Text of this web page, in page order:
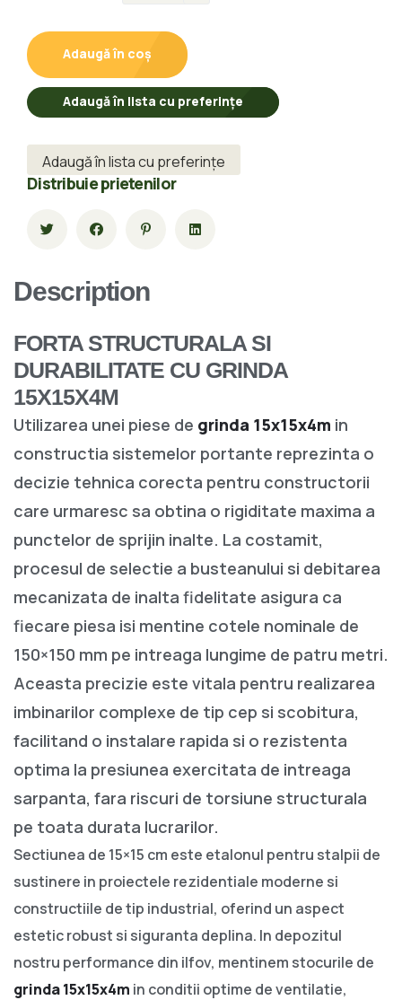
Adaugă în coș
Adaugă în lista cu preferințe
Adaugă în lista cu preferințe
Distribuie prietenilor
Description
FORTA STRUCTURALA SI
DURABILITATE CU GRINDA
15X15X4M
Utilizarea unei piese de grinda 15x15x4m in
constructia sistemelor portante reprezinta o
decizie tehnica corecta pentru constructorii
care urmaresc sa obtina o rigiditate maxima a
punctelor de sprijin inalte. La costamit,
procesul de selectie a busteanului si debitarea
mecanizata de inalta fidelitate asigura ca
fiecare piesa isi mentine cotele nominale de
150×150 mm pe intreaga lungime de patru metri.
Aceasta precizie este vitala pentru realizarea
imbinarilor complexe de tip cep si scobitura,
facilitand o instalare rapida si o rezistenta
optima la presiunea exercitata de intreaga
sarpanta, fara riscuri de torsiune structurala
pe toata durata lucrarilor.
Sectiunea de 15×15 cm este etalonul pentru stalpii de
sustinere in proiectele rezidentiale moderne si
constructiile de tip industrial, oferind un aspect
estetic robust si siguranta deplina. In depozitul
nostru performance din ilfov, mentinem stocurile de
grinda 15x15x4m in conditii optime de ventilatie,